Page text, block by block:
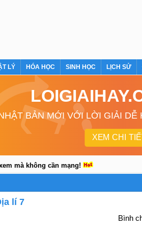
LÝ HÓA HỌC SINH HỌC LỊCH SỬ
BẢN MỚI VỚI LỜI GIẢI DỄ
XEM CHI
mà không cần mạng!
lí 7
Bình